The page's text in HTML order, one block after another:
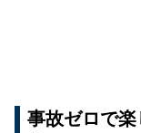
事故ゼロで